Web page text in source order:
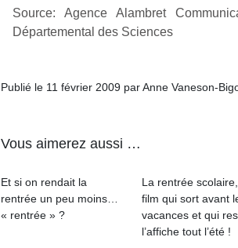
Source: Agence Alambret
Départemental des Sciences
Publié le 11 février 2009 par Anne Vaneson-
Vous aimerez aussi …
Et si on rendait la
rentrée un peu moins…
« rentrée » ?
La rentrée
film qui sort avant
vacances et qui
l’affiche tout l’été !
physique
ou